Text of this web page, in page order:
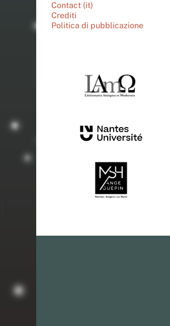
Contact (it)
Crediti
Politica di pubblicazione